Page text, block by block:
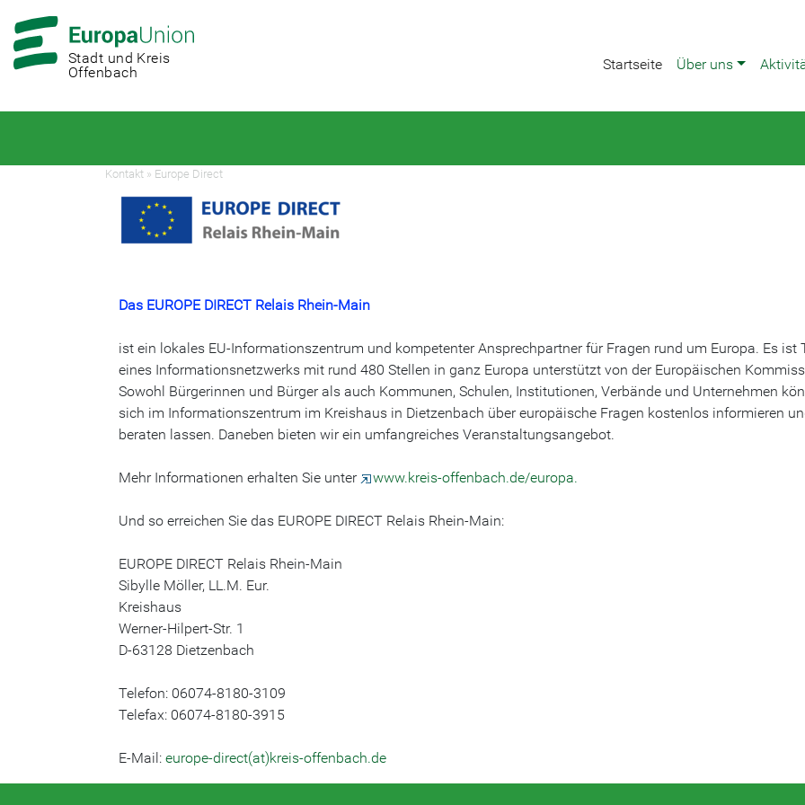
Hauptnavigation
Hauptbereich
Stadt und Kreis
Offenbach
Startseite Über uns
Kontakt » Europe Direct
Das EUROPE DIRECT Relais Rhein-Main
ist ein lokales EU-Informationszentrum und kompetenter Ansprechpartner für Fragen rund um Europa. Es ist
eines Informationsnetzwerks mit rund 480 Stellen in ganz Europa unterstützt von der Europäischen
Sowohl Bürgerinnen und Bürger als auch Kommunen, Schulen, Institutionen, Verbände und Unternehmen
sich im Informationszentrum im Kreishaus in Dietzenbach über europäische Fragen kostenlos informieren
beraten lassen. Daneben bieten wir ein umfangreiches Veranstaltungsangebot.
Mehr Informationen erhalten Sie unter www.kreis-offenbach.de/europa.
Und so erreichen Sie das EUROPE DIRECT Relais Rhein-Main:
EUROPE DIRECT Relais Rhein-Main
Sibylle Möller, LL.M. Eur.
Kreishaus
Werner-Hilpert-Str. 1
D-63128 Dietzenbach
Telefon: 06074-8180-3109
Telefax: 06074-8180-3915
E-Mail: europe-direct(at)kreis-offenbach.de